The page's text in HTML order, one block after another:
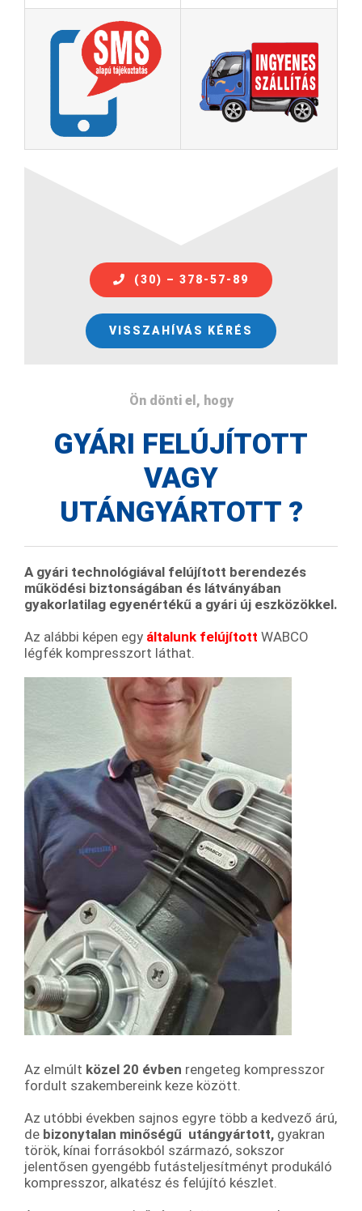
(30) – 378-57-89
VISSZAHÍVÁS KÉRÉS
Ön dönti el, hogy
GYÁRI FELÚJÍTOTT
VAGY
UTÁNGYÁRTOTT ?
A gyári technológiával felújított berendezés
működési biztonságában és látványában
gyakorlatilag egyenértékű a gyári új eszközökkel.
Az alábbi képen egy általunk felújított WABCO
légfék kompresszort láthat.
Az elmúlt közel 20 évben rengeteg kompresszor
fordult szakembereink keze között.
Az utóbbi években sajnos egyre több a kedvező árú,
de bizonytalan minőségű utángyártott, gyakran
török, kínai forrásokból származó, sokszor
jelentősen gyengébb futásteljesítményt produkáló
kompresszor, alkatész és felújító készlet.